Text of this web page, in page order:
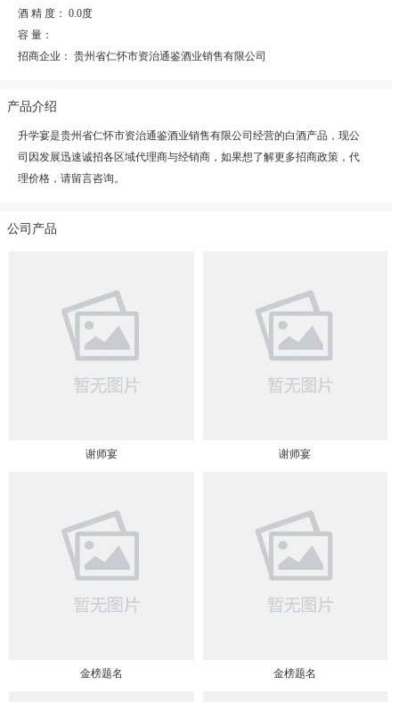
酒 精 度： 0.0度
容 量：
招商企业： 贵州省仁怀市资治通鉴酒业销售有限公司
产品介绍
升学宴是贵州省仁怀市资治通鉴酒业销售有限公司经营的白酒产品，现公
司因发展迅速诚招各区域代理商与经销商，如果想了解更多招商政策，代
理价格，请留言咨询。
公司产品
谢师宴 谢师宴
金榜题名 金榜题名